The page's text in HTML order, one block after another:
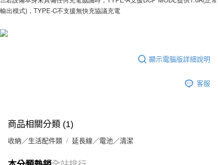
輸出模式)，TYPE-C不支援無快充協議充電
顯示電腦版詳細說明
客服
商品相關分類 (1)
收納／生活配件類 延長線／電池／清潔